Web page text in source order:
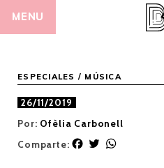
MENU
ESPECIALES / MÚSICA
26/11/2019
Por: Ofèlia Carbonell
Comparte:
F
T